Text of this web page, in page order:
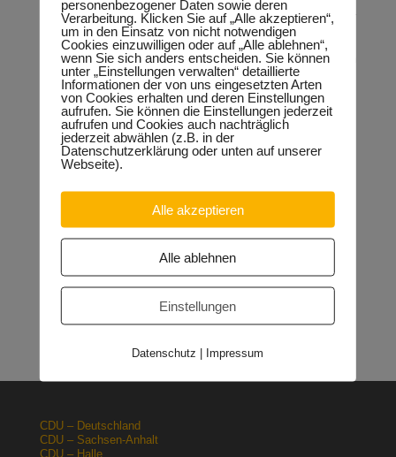
Silberhöhe. Mehrheitlich gaben die Mitglieder ein Votum für
den Start des ESF-Begleitförderprogramms „Bildung,
Wirtschaft, Arbeit im Quartier – BIWAQ“ im Stadtteil ab. Aus
den Mitteln sollen u. a. Projekte zur Stärkung der lokalen
Wirtschaft realisiert werden.
Neueste Beiträge
Sondervermögen für die Europachaussee richtige
Halle: Erhöhung der Gewerbesteuer ist falsches Signal
Orgacid-Altlasten: Bund und Land mit in der Verantwortung
Halle: Sondervermögen Infrastruktur für die Europachaussee
nutzen! 12.02.2026
Lehrpläne: Grundsteine für spätere Ausbildung werden in der
Grundschule gelegt 23.01.2026
CDU – Deutschland
CDU – Sachsen-Anhalt
CDU – Halle
personenbezogener Daten sowie deren
Verarbeitung. Klicken Sie auf „Alle akzeptieren“,
um in den Einsatz von nicht notwendigen
Cookies einzuwilligen oder auf „Alle ablehnen“,
wenn Sie sich anders entscheiden. Sie können
unter „Einstellungen verwalten“ detaillierte
Informationen der von uns eingesetzten Arten
von Cookies erhalten und deren Einstellungen
aufrufen. Sie können die Einstellungen jederzeit
aufrufen und Cookies auch nachträglich
jederzeit abwählen (z.B. in der
Datenschutzerklärung oder unten auf unserer
Webseite).
Alle akzeptieren
Alle ablehnen
Einstellungen
Datenschutz | Impressum